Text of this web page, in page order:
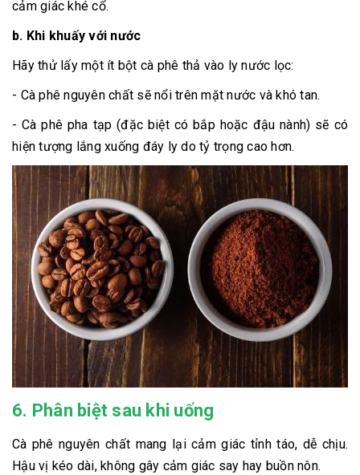
cảm giác khé cổ.
b. Khi khuấy với nước
Hãy thử lấy một ít bột cà phê thả vào ly nước lọc:
- Cà phê nguyên chất sẽ nổi trên mặt nước và khó tan.
- Cà phê pha tạp (đặc biệt có bắp hoặc đậu nành) sẽ có
hiện tượng lắng xuống đáy ly do tỷ trọng cao hơn.
6. Phân biệt sau khi uống
Cà phê nguyên chất mang lại cảm giác tỉnh táo, dễ chịu.
Hậu vị kéo dài, không gây cảm giác say hay buồn nôn.